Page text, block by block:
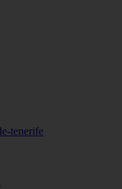
tenerife